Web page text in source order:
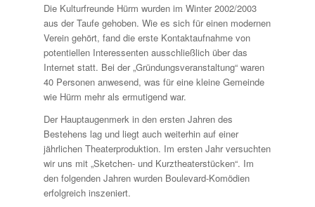
Die Kulturfreunde Hürm wurden im Winter 2002/2003
aus der Taufe gehoben. Wie es sich für einen modernen
Verein gehört, fand die erste Kontaktaufnahme von
potentiellen Interessenten ausschließlich über das
Internet statt. Bei der „Gründungsveranstaltung“ waren
40 Personen anwesend, was für eine kleine Gemeinde
wie Hürm mehr als ermutigend war.
Der Hauptaugenmerk in den ersten Jahren des
Bestehens lag und liegt auch weiterhin auf einer
jährlichen Theaterproduktion. Im ersten Jahr versuchten
wir uns mit „Sketchen- und Kurztheaterstücken“. Im
den folgenden Jahren wurden Boulevard-Komödien
erfolgreich inszeniert.